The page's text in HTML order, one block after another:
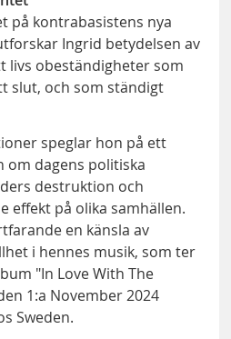
på kontrabasistens nya
Ingrid betydelsen av
livs obeständigheter som
slut, och som ständigt
speglar hon på ett
om dagens politiska
destruktion och
effekt på olika samhällen.
en känsla av
i hennes musik, som ter
"In Love With The
1:a November 2024
Sweden.